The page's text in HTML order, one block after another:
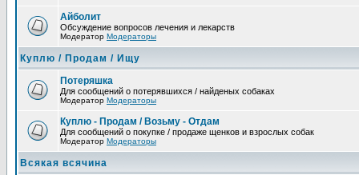
Айболит
Обсуждение вопросов лечения и лекарств
Модератор Модераторы
Куплю / Продам / Ищу
Потеряшка
Для сообщений о потерявшихся / найденых собаках
Модератор Модераторы
Куплю - Продам / Возьму - Отдам
Для сообщений о покупке / продаже щенков и взрослых собак
Модератор Модераторы
Всякая всячина